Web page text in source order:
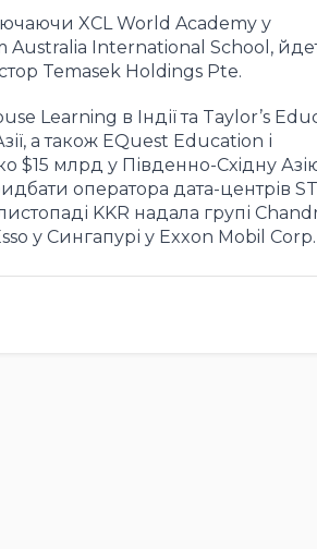
XCL World Academy у
Australia International School,
Temasek Holdings Pte.
Learning в Індії та Taylor’s
а також EQuest Education і
$15 млрд у Південно-Східну
оператора дата-центрів
KKR надала групі
у Сингапурі у Exxon Mobil Corp.